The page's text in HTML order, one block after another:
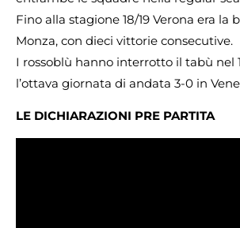
Fino alla stagione 18/19 Verona era la
Monza, con dieci vittorie consecutive.
I rossoblù hanno interrotto il tabù nel
l’ottava giornata di andata 3-0 in
LE DICHIARAZIONI PRE PARTITA